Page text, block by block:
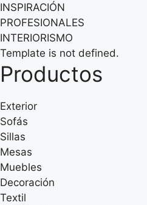
INSPIRACIÓN
PROFESIONALES
INTERIORISMO
Template is not defined.
Productos
Exterior
Sofás
Sillas
Mesas
Muebles
Decoración
Textil